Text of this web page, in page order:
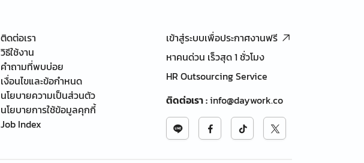
ติดต่อเรา
วิธีใช้งาน
คำถามที่พบบ่อย
เงื่อนไขและข้อกำหนด
นโยบายความเป็นส่วนตัว
นโยบายการใช้ข้อมูลคุกกี้
Job Index
เข้าสู่ระบบเพื่อประกาศงานฟรี
หาคนด่วน เร็วสุด 1 ชั่วโมง
HR Outsourcing Service
ติดต่อเรา:info@daywork.co